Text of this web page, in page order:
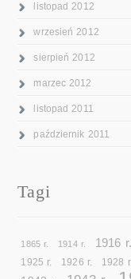
listopad 2012
wrzesień 2012
sierpień 2012
marzec 2012
listopad 2011
październik 2011
Tagi
1865 r. 1914 r. 1916 r.
1925 r. 1926 r. 1928 r.